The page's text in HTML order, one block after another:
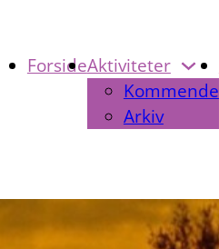
ForsideAktiviteter
Kommende
Arkiv